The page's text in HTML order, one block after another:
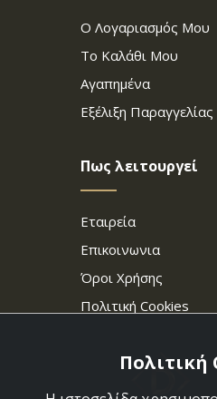
Ο Λογαριασμός Μου
Το Καλάθι Μου
Αγαπημένα
Εξέλιξη Παραγγελίας
Πως λειτουργεί
Εταιρεία
Επικοινωνια
Όροι Χρήσης
Πολιτική Cookies
Πολιτική